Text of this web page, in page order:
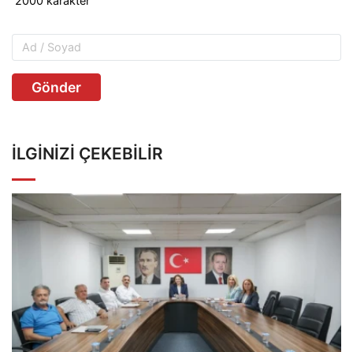
Gönder
İLGINIZI ÇEKEBILIR